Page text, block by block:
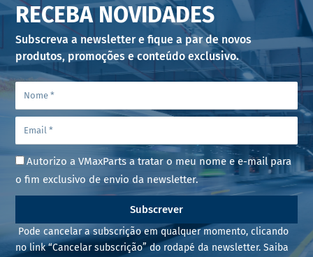
RECEBA NOVIDADES
Subscreva a newsletter e fique a par de novos
produtos, promoções e conteúdo exclusivo.
Autorizo a VMaxParts a tratar o meu nome e e-mail para
o fim exclusivo de envio da newsletter.
Subscrever
Pode cancelar a subscrição em qualquer momento, clicando
no link “Cancelar subscrição” do rodapé da newsletter. Saiba